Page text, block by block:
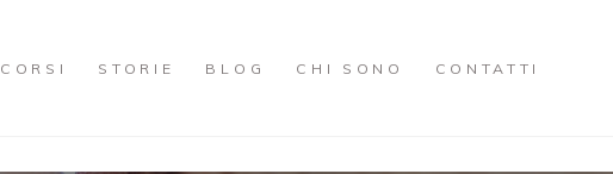
CORSI STORIE BLOG CHI SONO CONTATTI